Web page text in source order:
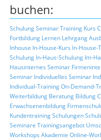
buchen:
SchulungSeminarTraining Kurs
Fortbildung Lernen Lehrgang
Inhouse In-House-Kurs In-House-
Schulung In-Haus-Schulung Im-
Hausinternes Seminar
Seminar Individuelles Seminar
Individual-TrainingOn-Demand-
Weiterbildung Beratung Bildung
Erwachsenenbildung
KundentrainingSchulungen
Seminare Trainingsangebot
Workshops Akademie Online-